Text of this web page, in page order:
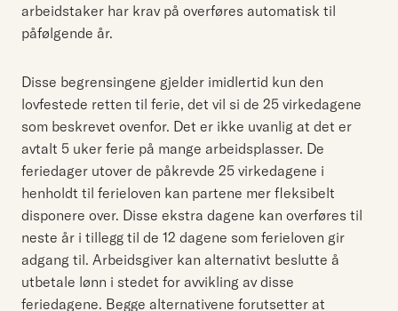
arbeidstaker har krav på overføres automatisk til
påfølgende år.
Disse begrensingene gjelder imidlertid kun den
lovfestede retten til ferie, det vil si de 25 virkedagene
som beskrevet ovenfor. Det er ikke uvanlig at det er
avtalt 5 uker ferie på mange arbeidsplasser. De
feriedager utover de påkrevde 25 virkedagene i
henholdt til ferieloven kan partene mer fleksibelt
disponere over. Disse ekstra dagene kan overføres til
neste år i tillegg til de 12 dagene som ferieloven gir
adgang til. Arbeidsgiver kan alternativt beslutte å
utbetale lønn i stedet for avvikling av disse
feriedagene. Begge alternativene forutsetter at